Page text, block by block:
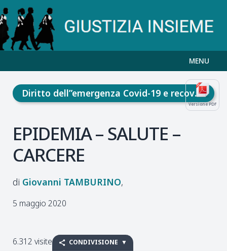
MENU
Versione PDF
Diritto dell”emergenza Covid-19 e recovery fund
EPIDEMIA – SALUTE –
CARCERE
Giovanni TAMBURINO
5 maggio 2020
6.312 visite CONDIVISIONE